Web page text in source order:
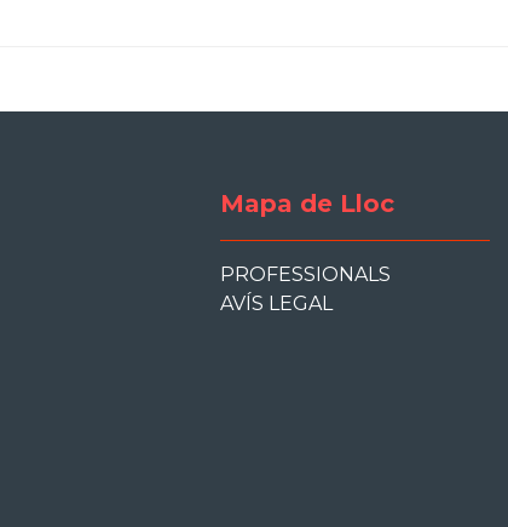
Mapa de Lloc
PROFESSIONALS
AVÍS LEGAL